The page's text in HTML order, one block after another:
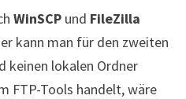
WinSCPund FileZilla
kann man für den zweiten
keinen lokalen Ordner
FTP-Tools handelt, wäre